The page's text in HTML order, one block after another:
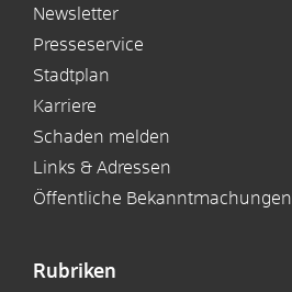
Newsletter
Presseservice
Stadtplan
Karriere
Schaden melden
Links & Adressen
Öffentliche Bekanntmachungen
Rubriken